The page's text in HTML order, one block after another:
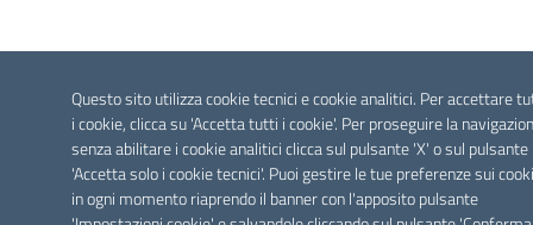
Questo sito utilizza cookie tecnici e cookie analitici. Per accettare
i cookie, clicca su 'Accetta tutti i cookie'. Per proseguire la
senza abilitare i cookie analitici clicca sul pulsante 'X' o sul pulsante
'Accetta solo i cookie tecnici'. Puoi gestire le tue preferenze sui
in ogni momento riaprendo il banner con l'apposito pulsante